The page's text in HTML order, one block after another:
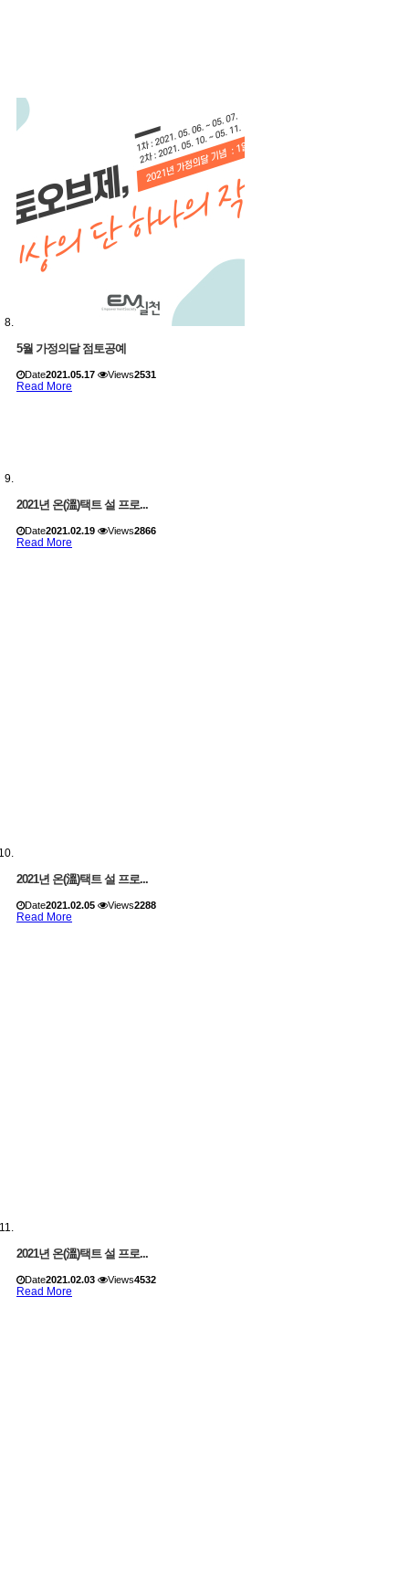
5월 가정의달 점토공예
Date2021.05.17 Views2531
Read More
2021년 온(溫)택트 설 프로...
Date2021.02.19 Views2866
Read More
2021년 온(溫)택트 설 프로...
Date2021.02.05 Views2288
Read More
2021년 온(溫)택트 설 프로...
Date2021.02.03 Views4532
Read More